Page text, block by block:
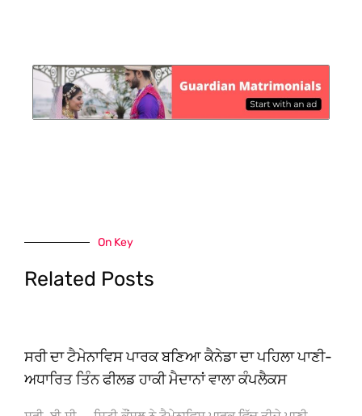
On Key
Related Posts
ਸਰੀ ਦਾ ਟੈਮੇਨਾਵਿਸ ਪਾਰਕ ਬਣਿਆ ਕੈਨੇਡਾ ਦਾ ਪਹਿਲਾ ਪਾਣੀ-
ਅਧਾਰਿਤ ਤਿੰਨ ਫੀਲਡ ਹਾਕੀ ਮੈਦਾਨਾਂ ਵਾਲਾ ਕੰਪਲੈਕਸ